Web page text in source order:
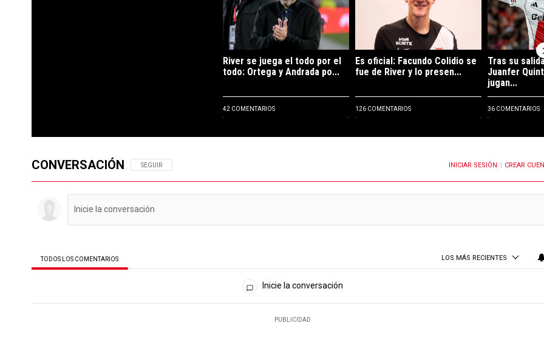
River se juega el todo por el
todo: Ortega y Andrada po...
42 COMENTARIOS
Es oficial: Facundo Colidio se
fue de River y lo presen...
126 COMENTARIOS
Tras su salida
Juanfer
jugan...
36 COMENTARIOS
CONVERSACIÓN SIGA ESTA CONVERSACIÓN PARA RECIBIR NOTIFICACIONES CUANDO SE PUBLIQUEN NUEVOS COMENTARIOS
SEGUIR INICIAR SESIÓN CREAR
TODOS LOS COMENTARIOS LOS MÁS RECIENTES
Inicie la conversación
PUBLICIDAD